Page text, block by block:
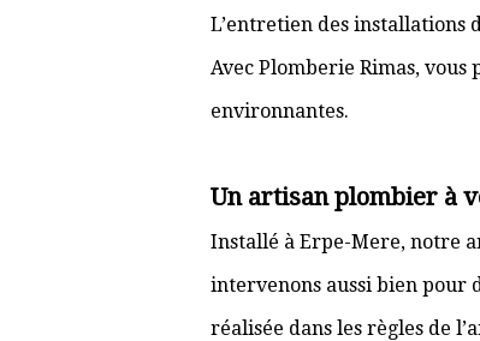
L’entretien des installations
Avec Plomberie Rimas,
environnantes.
Un artisan plombier à
Installé à Erpe-Mere, notre
intervenons aussi bien pour
réalisée dans les règles de